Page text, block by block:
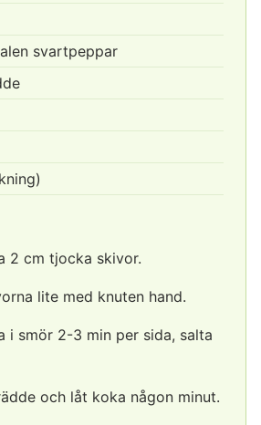
svartpeppar
2 cm tjocka skivor.
lite med knuten hand.
i smör 2-3 min per sida, salta
och låt koka någon minut.